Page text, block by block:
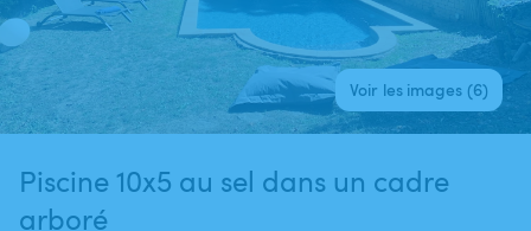
Voir les images (6)
Piscine 10x5 au sel dans un cadre
arboré